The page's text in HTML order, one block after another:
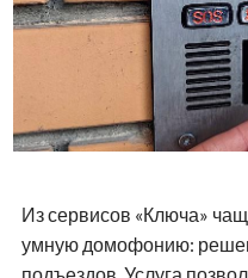
Из сервисов «Ключа»
умную домофонию: